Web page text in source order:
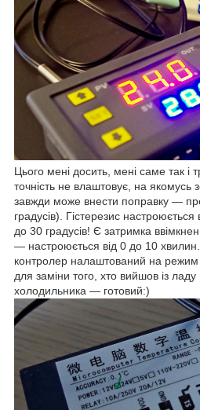
Цього мені досить, мені саме так і
точність не влаштовує, на якомусь
завжди може внести поправку —
градусів). Гістерезис настроюється
до 30 градусів! Є затримка
— настроюється від 0 до 10
контролер налаштований на
для заміни того, хто вийшов із
холодильника — готовий:)